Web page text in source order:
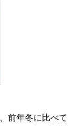
前年冬に比べて